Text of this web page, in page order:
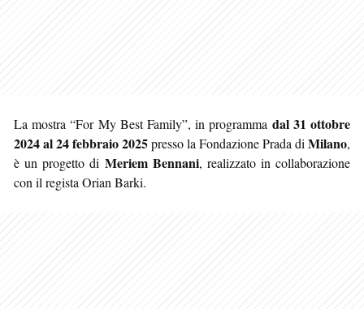
La mostra “For My Best Family”, in programma dal 31 ottobre
2024 al 24 febbraio 2025presso la Fondazione Prada di Milano,
è un progetto di Meriem Bennani, realizzato in collaborazione
con il regista Orian Barki.